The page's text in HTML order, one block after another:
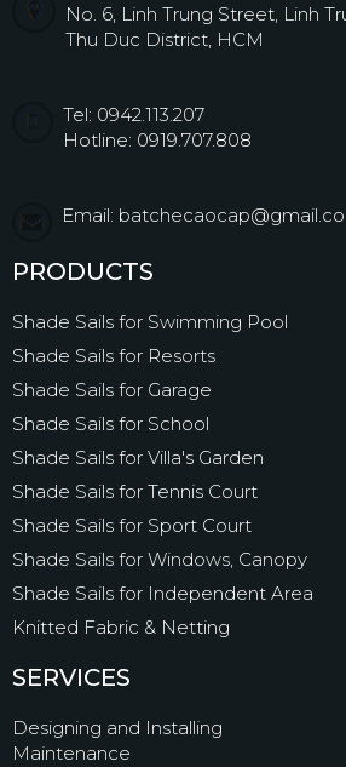
No. 6, Linh Trung Street, Linh
Thu Duc District, HCM
Tel: 0942.113.207
Hotline: 0919.707.808
Email:
PRODUCTS
Shade Sails for Swimming Pool
Shade Sails for Resorts
Shade Sails for Garage
Shade Sails for School
Shade Sails for Villa's Garden
Shade Sails for Tennis Court
Shade Sails for Sport Court
Shade Sails for Windows, Canopy
Shade Sails for Independent Area
Knitted Fabric & Netting
SERVICES
Designing and Installing
Maintenance